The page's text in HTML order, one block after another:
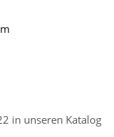
in unseren Katalog